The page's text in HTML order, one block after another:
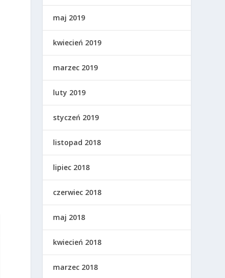
maj 2019
kwiecień 2019
marzec 2019
luty 2019
styczeń 2019
listopad 2018
lipiec 2018
czerwiec 2018
maj 2018
kwiecień 2018
marzec 2018